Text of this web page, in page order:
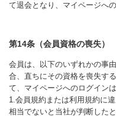
て退会となり、マイページへ
第14条（会員資格の喪失）
会員は、以下のいずれかの事
合、直ちにその資格を喪失す
て、マイページへのログイン
1.会員規約または利用規約に
相当でないと当社が判断したと